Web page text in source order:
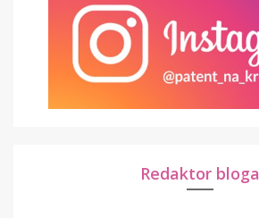
Redaktor bloga